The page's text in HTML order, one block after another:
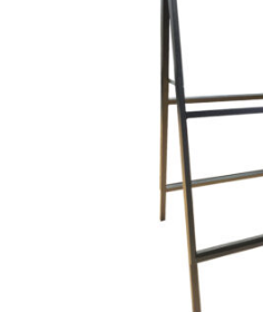
Artículos
Listas